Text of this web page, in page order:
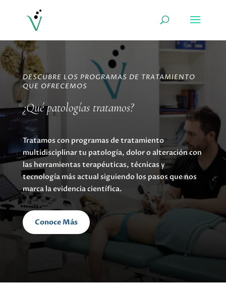
DESCUBRE LOS PROGRAMAS DE TRATAMIENTO
QUE OFRECEMOS
¿Qué patologías tratamos?
Tratamos con programas de tratamiento
multidisciplinar tu patología, dolor o alteración con
las herramientas terapéuticas, técnicas y
tecnología más actual siguiendo los pasos que nos
marca la evidencia científica.
Conoce Más